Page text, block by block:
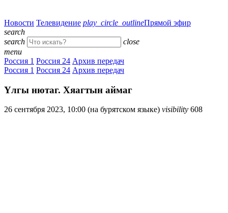
Новости Телевидение play_circle_outlineПрямой эфир
search
search
close
menu
Россия 1 Россия 24 Архив передач
Россия 1 Россия 24 Архив передач
Yлгы нютаг. Хяагтын аймаг
26 сентября 2023, 10:00 (на бурятском языке) visibility 608